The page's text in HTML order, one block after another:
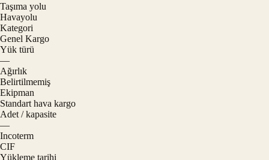
Taşıma yolu
Havayolu
Kategori
Genel Kargo
Yük türü
—
Ağırlık
Belirtilmemiş
Ekipman
Standart hava kargo
Adet / kapasite
—
Incoterm
CIF
Yükleme tarihi